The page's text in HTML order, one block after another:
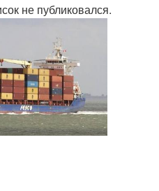
не публиковался.